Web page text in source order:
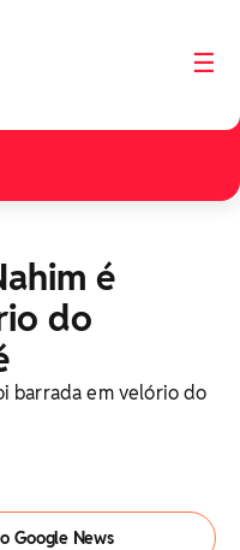
☰
é
do
barrada em velório do
Google News